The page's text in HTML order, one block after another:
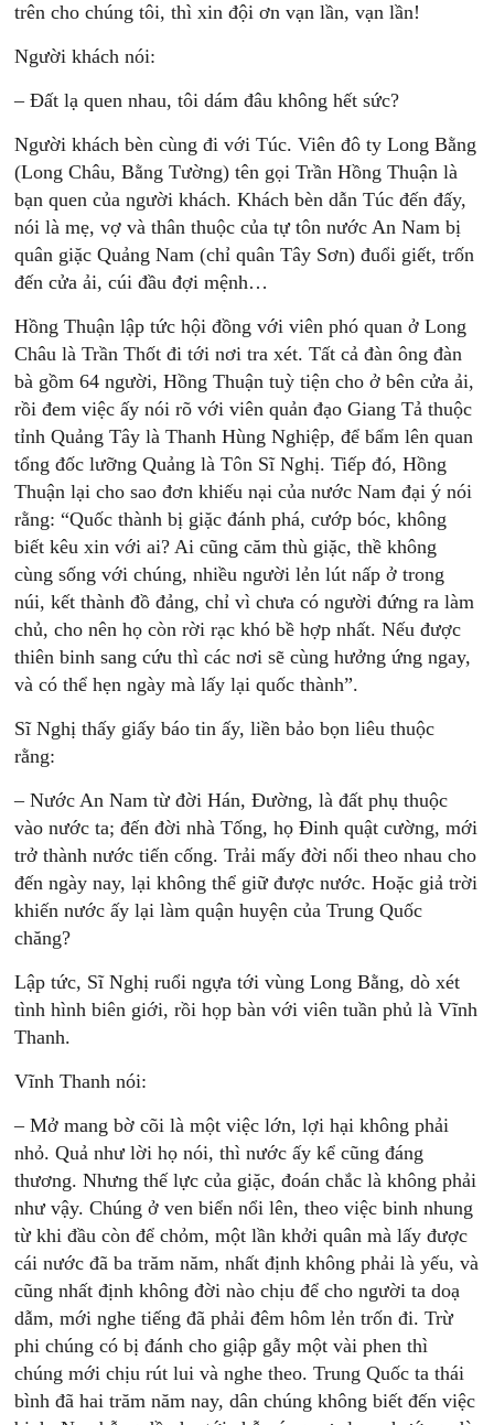
trên cho chúng tôi, thì xin đội ơn vạn lần, vạn lần!
Người khách nói:
– Đất lạ quen nhau, tôi dám đâu không hết sức?
Người khách bèn cùng đi với Túc. Viên đô ty Long Bằng
(Long Châu, Bằng Tường) tên gọi Trần Hồng Thuận là
bạn quen của người khách. Khách bèn dẫn Túc đến đấy,
nói là mẹ, vợ và thân thuộc của tự tôn nước An Nam bị
quân giặc Quảng Nam (chỉ quân Tây Sơn) đuổi giết, trốn
đến cửa ải, cúi đầu đợi mệnh…
Hồng Thuận lập tức hội đồng với viên phó quan ở Long
Châu là Trần Thốt đi tới nơi tra xét. Tất cả đàn ông đàn
bà gồm 64 người, Hồng Thuận tuỳ tiện cho ở bên cửa ải,
rồi đem việc ấy nói rõ với viên quản đạo Giang Tả thuộc
tỉnh Quảng Tây là Thanh Hùng Nghiệp, để bẩm lên quan
tổng đốc lưỡng Quảng là Tôn Sĩ Nghị. Tiếp đó, Hồng
Thuận lại cho sao đơn khiếu nại của nước Nam đại ý nói
rằng: “Quốc thành bị giặc đánh phá, cướp bóc, không
biết kêu xin với ai? Ai cũng căm thù giặc, thề không
cùng sống với chúng, nhiều người lẻn lút nấp ở trong
núi, kết thành đồ đảng, chỉ vì chưa có người đứng ra làm
chủ, cho nên họ còn rời rạc khó bề hợp nhất. Nếu được
thiên binh sang cứu thì các nơi sẽ cùng hưởng ứng ngay,
và có thể hẹn ngày mà lấy lại quốc thành”.
Sĩ Nghị thấy giấy báo tin ấy, liền bảo bọn liêu thuộc
rằng:
– Nước An Nam từ đời Hán, Đường, là đất phụ thuộc
vào nước ta; đến đời nhà Tống, họ Đinh quật cường, mới
trở thành nước tiến cống. Trải mấy đời nối theo nhau cho
đến ngày nay, lại không thể giữ được nước. Hoặc giả trời
khiến nước ấy lại làm quận huyện của Trung Quốc
chăng?
Lập tức, Sĩ Nghị ruổi ngựa tới vùng Long Bằng, dò xét
tình hình biên giới, rồi họp bàn với viên tuần phủ là Vĩnh
Thanh.
Vĩnh Thanh nói:
– Mở mang bờ cõi là một việc lớn, lợi hại không phải
nhỏ. Quả như lời họ nói, thì nước ấy kể cũng đáng
thương. Nhưng thế lực của giặc, đoán chắc là không phải
như vậy. Chúng ở ven biển nổi lên, theo việc binh nhung
từ khi đầu còn để chỏm, một lần khởi quân mà lấy được
cái nước đã ba trăm năm, nhất định không phải là yếu, và
cũng nhất định không đời nào chịu để cho người ta doạ
dẫm, mới nghe tiếng đã phải đêm hôm lẻn trốn đi. Trừ
phi chúng có bị đánh cho giập gẫy một vài phen thì
chúng mới chịu rút lui và nghe theo. Trung Quốc ta thái
bình đã hai trăm năm nay, dân chúng không biết đến việc